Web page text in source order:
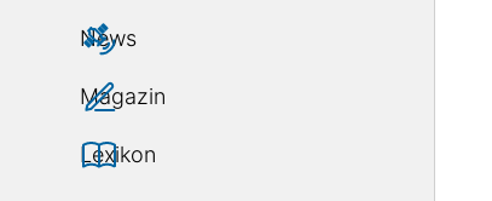
News
Magazin
Lexikon